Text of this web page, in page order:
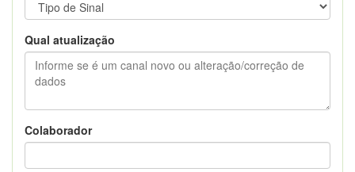
Qual atualização
Colaborador